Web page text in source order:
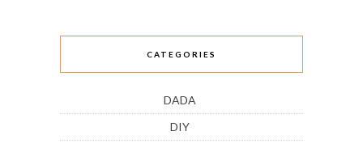
CATEGORIES
DADA
DIY